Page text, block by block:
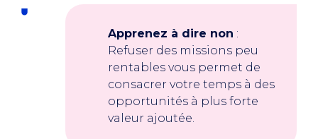
Apprenez à dire non :
Refuser des missions peu
rentables vous permet de
consacrer votre temps à des
opportunités à plus forte
valeur ajoutée.